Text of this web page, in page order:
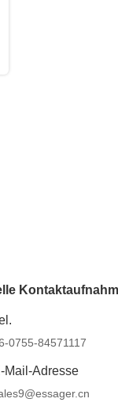
0755-84571117
Mail-Adresse